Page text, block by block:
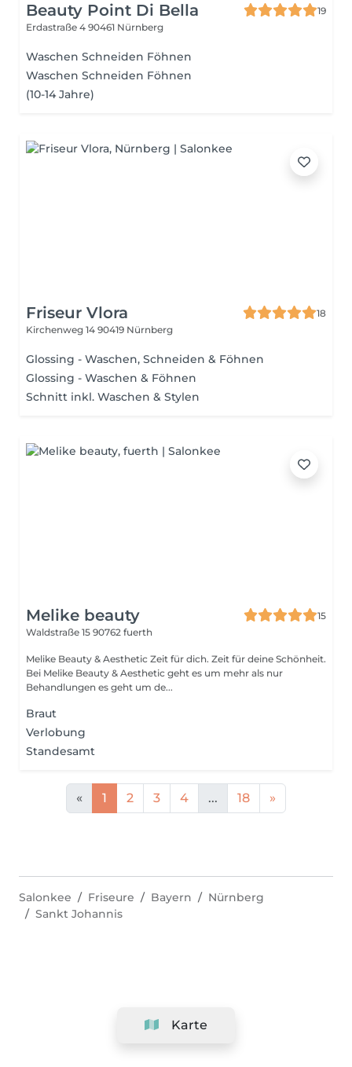
Beauty Point Di Bella
19
Erdastraße 4 90461 Nürnberg
Waschen Schneiden Föhnen
Waschen Schneiden Föhnen
(10-14 Jahre)
Friseur Vlora
18
Kirchenweg 14 90419 Nürnberg
Glossing - Waschen, Schneiden & Föhnen
Glossing - Waschen & Föhnen
Schnitt inkl. Waschen & Stylen
Melike beauty
15
Waldstraße 15 90762 fuerth
Melike Beauty & Aesthetic Zeit für dich. Zeit für deine Schönheit.
Bei Melike Beauty & Aesthetic geht es um mehr als nur
Behandlungen es geht um de...
Braut
Verlobung
Standesamt
« 1 2 3 4 ... 18 »
Karte
Salonkee Friseure Bayern
Nürnberg
Sankt Johannis